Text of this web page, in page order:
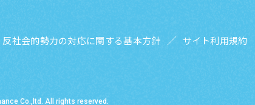
反社会的勢力の対応に関する基本方針 サイト利用規約
Co.,ltd. All rights reserved.